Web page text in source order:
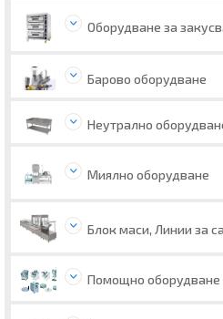
Оборудване за
Барово оборудване
Неутрално
Миялно оборудване
Блок маси, Линии за
Помощно оборудване